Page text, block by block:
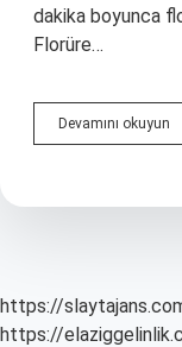
dakika boyunca
Florüre…
Devamını okuyun
https://
https://